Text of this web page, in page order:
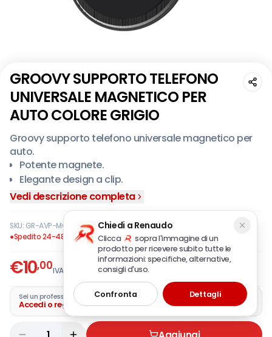
GROOVY SUPPORTO TELEFONO
UNIVERSALE MAGNETICO PER
AUTO COLORE GRIGIO
Groovy supporto telefono universale magnetico per
auto.
Potente magnete.
Elegante design a clip.
Semplice da installare.
Compatibile con tutti gli smartphone.
Vedi descrizione completa
SKU:GR-AVP-MGN EAN:8058093300646
●Spedito 24-48 ore
€10,00IVA incl.
Sei un professionista?
Accedi o registra la tua azienda
Chiedi a Renaudo
Clicca
sopra l'immagine di un
prodotto per ricevere subito tutte le
informazioni: specifiche, alternative,
consigli d'uso.
Confronta Dettagli